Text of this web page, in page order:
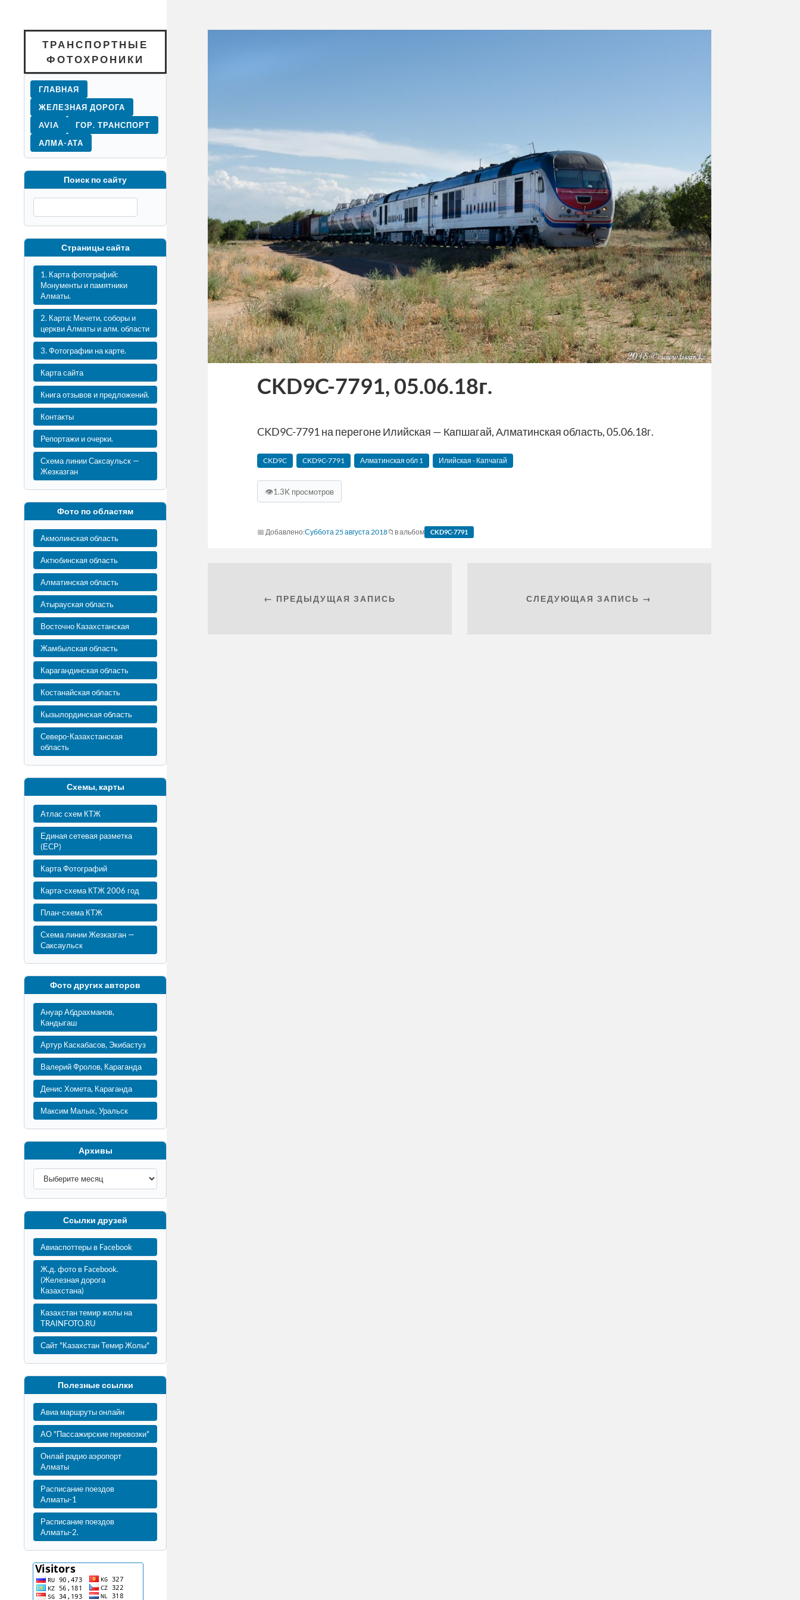
ТРАНСПОРТНЫЕ
ФОТОХРОНИКИ
ГЛАВНАЯ
ЖЕЛЕЗНАЯ ДОРОГА
AVIA
ГОР. ТРАНСПОРТ
АЛМА-АТА
Поиск по сайту
Страницы сайта
1. Карта фотографий:
Монументы и памятники
Алматы.
2. Карта: Мечети, соборы и
церкви Алматы и алм. области
3. Фотографии на карте.
Карта сайта
Книга отзывов и предложений.
Контакты
Репортажи и очерки.
Схема линии Саксаульск —
Жезказган
Фото по областям
Акмолинская область
Актюбинская область
Алматинская область
Атырауская область
Восточно Казахстанская
Жамбылская область
Карагандинская область
Костанайская область
Кызылординская область
Северо-Казахстанская
область
Схемы, карты
Атлас схем КТЖ
Единая сетевая разметка
(ЕСР)
Карта Фотографий
Карта-схема КТЖ 2006 год
План-схема КТЖ
Схема линии Жезказган —
Саксаульск
Фото других авторов
Ануар Абдрахманов,
Кандыгаш
Артур Каскабасов, Экибастуз
Валерий Фролов, Караганда
Денис Хомета, Караганда
Максим Малых, Уральск
Архивы
Ссылки друзей
Авиаспоттеры в Facebook
Ж.д. фото в Facebook.
(Железная дорога
Казахстана)
Казахстан темир жолы на
TRAINFOTO.RU
Сайт "Казахстан Темир Жолы"
Полезные ссылки
Авиа маршруты онлайн
АО "Пассажирские перевозки"
Онлай радио аэропорт
Алматы
Расписание поездов
Алматы-1
Расписание поездов
Алматы-2.
CKD9C-7791, 05.06.18г.
CKD9C-7791 на перегоне Илийская — Капшагай, Алматинская область, 05.06.18г.
CKD9C CKD9C-7791 Алматинская‬ обл 1 Илийская - Капчагай
👁1.3K просмотров
Суббота 25 августа 2018 в альбом CKD9C-7791
← ПРЕДЫДУЩАЯ ЗАПИСЬ СЛЕДУЮЩАЯ ЗАПИСЬ →